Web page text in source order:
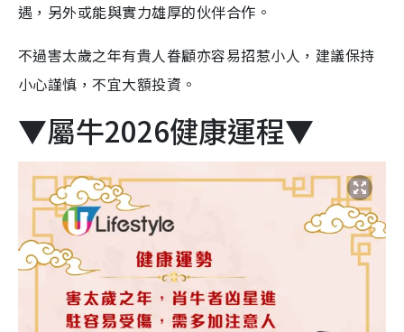
遇，另外或能與實力雄厚的伙伴合作。
不過害太歲之年有貴人眷顧亦容易招惹小人，建議保持
小心謹慎，不宜大額投資。
▼屬牛2026健康運程▼